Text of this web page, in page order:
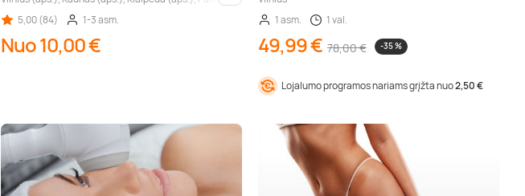
Kiti miestai
5,00 (84)
1-3 asm.
Nuo 10,00 €
1 asm.
1 val.
49,99 € 78,00 € -35 %
Lojalumo programos nariams grįžta nuo2,50 €